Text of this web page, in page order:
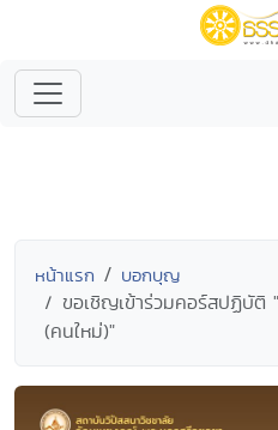
หน้าแรก บอกบุญ
ขอเชิญเข้าร่วมคอร์สปฏิบัติ
(คนใหม่)"